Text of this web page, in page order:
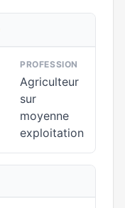
PROFESSION
Agriculteur
sur
moyenne
exploitation